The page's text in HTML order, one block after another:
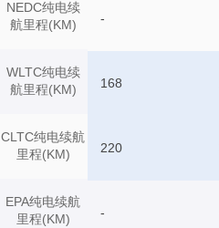
NEDC纯电续
航里程(KM)
WLTC纯电续
航里程(KM)
CLTC纯电续航
里程(KM)
EPA纯电续航
里程(KM)
-
168
220
-